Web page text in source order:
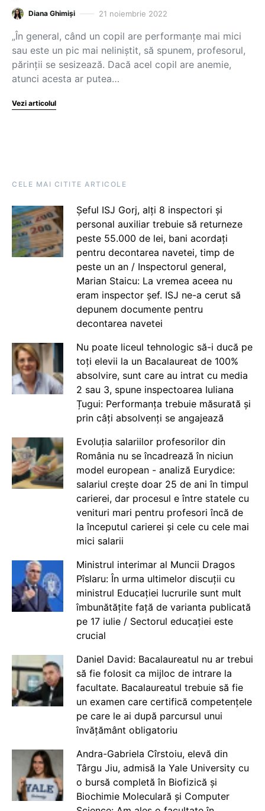
Diana Ghimiși 21 noiembrie 2022
„În general, când un copil are performanțe mai mici
sau este un pic mai neliniștit, să spunem, profesorul,
părinții se sesizează. Dacă acel copil are anemie,
atunci acesta ar putea…
Vezi articolul
CELE MAI CITITE ARTICOLE
Șeful ISJ Gorj, alți 8 inspectori și
personal auxiliar trebuie să returneze
peste 55.000 de lei, bani acordați
pentru decontarea navetei, timp de
peste un an / Inspectorul general,
Marian Staicu: La vremea aceea nu
eram inspector șef. ISJ ne-a cerut să
depunem documente pentru
decontarea navetei
Nu poate liceul tehnologic să-i ducă pe
toți elevii la un Bacalaureat de 100%
absolvire, sunt care au intrat cu media
2 sau 3, spune inspectoarea Iuliana
Țugui: Performanța trebuie măsurată și
prin câți absolvenți se angajează
Evoluția salariilor profesorilor din
România nu se încadrează în niciun
model european - analiză Eurydice:
salariul crește doar 25 de ani în timpul
carierei, dar procesul e între statele cu
venituri mari pentru profesori încă de
la începutul carierei și cele cu cele mai
mici salarii
Ministrul interimar al Muncii Dragos
Pîslaru: În urma ultimelor discuții cu
ministrul Educației lucrurile sunt mult
îmbunătățite față de varianta publicată
pe 17 iulie / Sectorul educației este
crucial
Daniel David: Bacalaureatul nu ar trebui
să fie folosit ca mijloc de intrare la
facultate. Bacalaureatul trebuie să fie
un examen care certifică competențele
pe care le ai după parcursul unui
învățământ obligatoriu
Andra-Gabriela Cîrstoiu, elevă din
Târgu Jiu, admisă la Yale University cu
o bursă completă în Biofizică și
Biochimie Moleculară și Computer